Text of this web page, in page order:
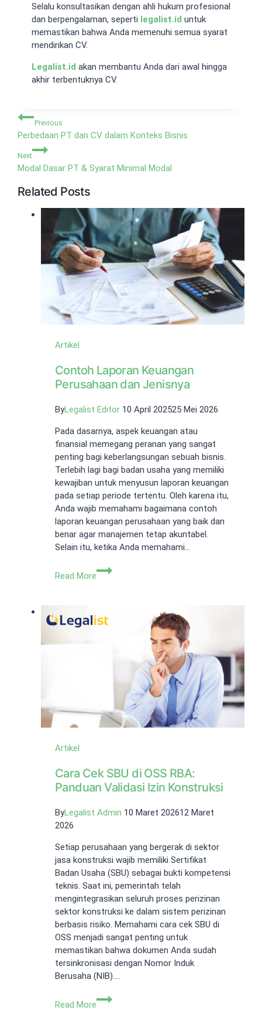
Selalu konsultasikan dengan ahli hukum profesional
dan berpengalaman, seperti legalist.id untuk
memastikan bahwa Anda memenuhi semua syarat
mendirikan CV.
Legalist.id akan membantu Anda dari awal hingga
akhir terbentuknya CV.
Navigasi
posPrevious
Perbedaan PT dan CV dalam Konteks Bisnis
Next
Modal Dasar PT & Syarat Minimal Modal
Related Posts
Artikel
Contoh Laporan Keuangan
Perusahaan dan Jenisnya
ByLegalist Editor 10 April 202525 Mei 2026
Pada dasarnya, aspek keuangan atau
finansial memegang peranan yang sangat
penting bagi keberlangsungan sebuah bisnis.
Terlebih lagi bagi badan usaha yang memiliki
kewajiban untuk menyusun laporan keuangan
pada setiap periode tertentu. Oleh karena itu,
Anda wajib memahami bagaimana contoh
laporan keuangan perusahaan yang baik dan
benar agar manajemen tetap akuntabel.
Selain itu, ketika Anda memahami…
Read More
Contoh
dan
Artikel
Cara Cek SBU di OSS RBA:
Panduan Validasi Izin Konstruksi
ByLegalist Admin 10 Maret 202612 Maret
2026
Setiap perusahaan yang bergerak di sektor
jasa konstruksi wajib memiliki Sertifikat
Badan Usaha (SBU) sebagai bukti kompetensi
teknis. Saat ini, pemerintah telah
mengintegrasikan seluruh proses perizinan
sektor konstruksi ke dalam sistem perizinan
berbasis risiko. Memahami cara cek SBU di
OSS menjadi sangat penting untuk
memastikan bahwa dokumen Anda sudah
tersinkronisasi dengan Nomor Induk
Berusaha (NIB)….
Read More
Cara